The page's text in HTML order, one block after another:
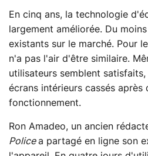
En cinq ans, la technologie
largement améliorée. Du
existants sur le marché. Pour le
n'a pas l'air d'être similaire.
utilisateurs semblent
écrans intérieurs cassés après
fonctionnement.
Ron Amadeo, un ancien
Policea partagé en ligne son